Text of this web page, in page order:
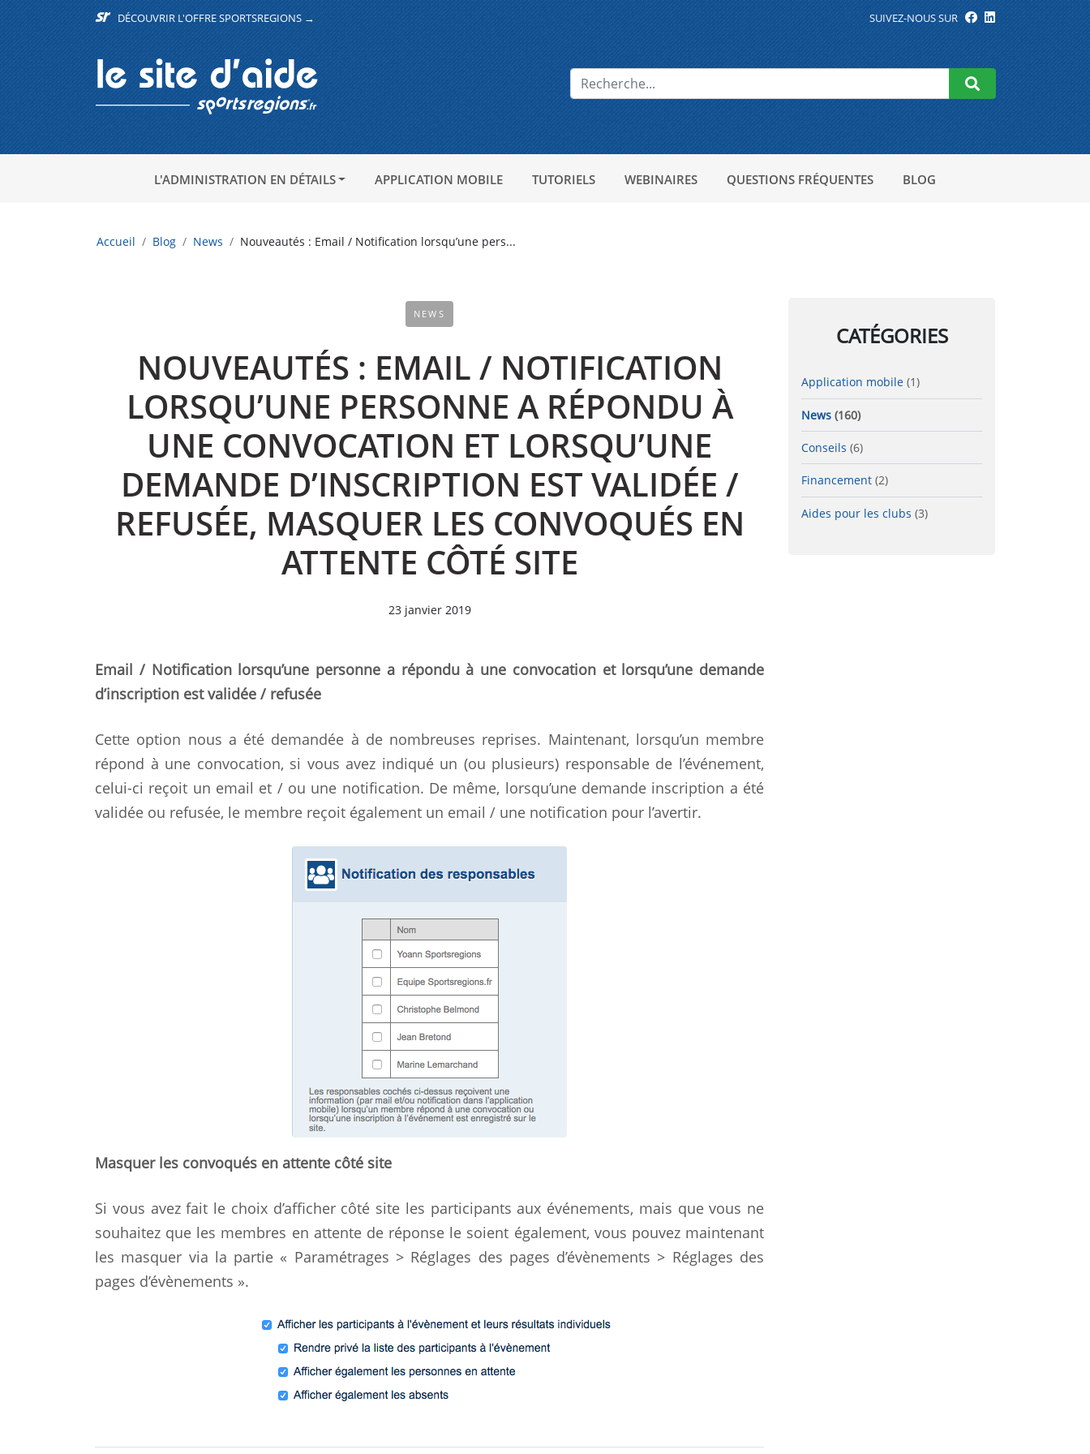
DÉCOUVRIR L'OFFRE SPORTSREGIONS → SUIVEZ-NOUS SUR
L'ADMINISTRATION EN DÉTAILS APPLICATION MOBILE TUTORIELS WEBINAIRES QUESTIONS FRÉQUENTES BLOG
Accueil Blog News Nouveautés : Email / Notification lorsqu’une pers...
NEWS
NOUVEAUTÉS : EMAIL / NOTIFICATION
LORSQU’UNE PERSONNE A RÉPONDU À
UNE CONVOCATION ET LORSQU’UNE
DEMANDE D’INSCRIPTION EST VALIDÉE /
REFUSÉE, MASQUER LES CONVOQUÉS EN
ATTENTE CÔTÉ SITE
23 janvier 2019
Email / Notification lorsqu’une personne a répondu à une convocation et lorsqu’une demande
d’inscription est validée / refusée
Cette option nous a été demandée à de nombreuses reprises. Maintenant, lorsqu’un membre
répond à une convocation, si vous avez indiqué un (ou plusieurs) responsable de l’événement,
celui-ci reçoit un email et / ou une notification. De même, lorsqu’une demande inscription a été
validée ou refusée, le membre reçoit également un email / une notification pour l’avertir.
Masquer les convoqués en attente côté site
Si vous avez fait le choix d’afficher côté site les participants aux événements, mais que vous ne
souhaitez que les membres en attente de réponse le soient également, vous pouvez maintenant
les masquer via la partie « Paramétrages > Réglages des pages d’évènements > Réglages des
pages d’évènements ».
CATÉGORIES
Application mobile (1)
News (160)
Conseils (6)
Financement (2)
Aides pour les clubs (3)